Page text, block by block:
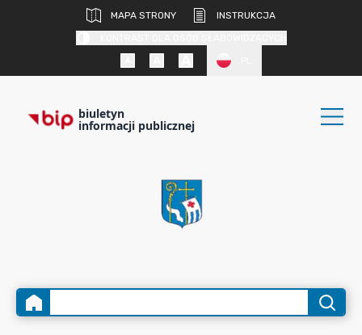
MAPA STRONY
INSTRUKCJA
biuletyn
informacji publicznej